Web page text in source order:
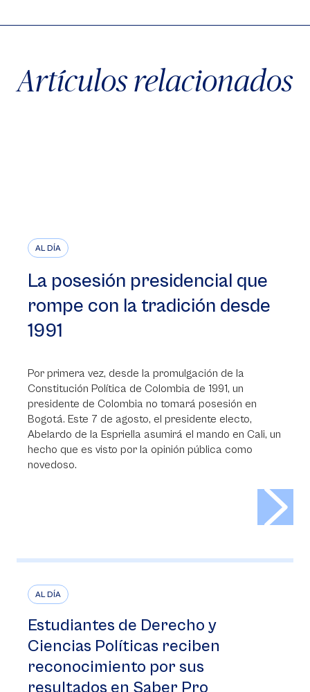
Artículos relacionados
AL DÍA
La posesión presidencial que
rompe con la tradición desde
1991
Por primera vez, desde la promulgación de la
Constitución Política de Colombia de 1991, un
presidente de Colombia no tomará posesión en
Bogotá. Este 7 de agosto, el presidente electo,
Abelardo de la Espriella asumirá el mando en Cali, un
hecho que es visto por la opinión pública como
novedoso.
AL DÍA
Estudiantes de Derecho y
Ciencias Políticas reciben
reconocimiento por sus
resultados en Saber Pro